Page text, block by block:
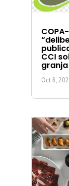
CCI
Oct 8,